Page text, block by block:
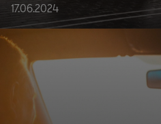
17.06.2024